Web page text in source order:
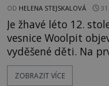
OD HELENA STEJSKALOVÁ
Je žhavé léto 12.
vesnice Woolpit
vyděšené děti. Na
každé jiné, až na
kůže má nazelenalý
ZOBRAZIT VÍCE